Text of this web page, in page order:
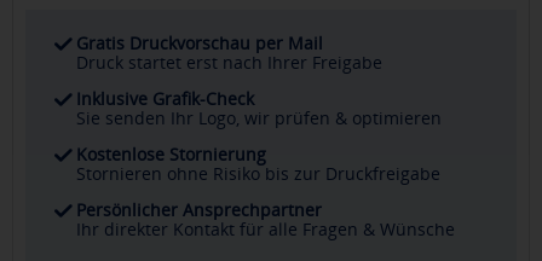
Gratis Druckvorschau per Mail
Druck startet erst nach Ihrer Freigabe
Inklusive Grafik-Check
Sie senden Ihr Logo, wir prüfen & optimieren
Kostenlose Stornierung
Stornieren ohne Risiko bis zur Druckfreigabe
Persönlicher Ansprechpartner
Ihr direkter Kontakt für alle Fragen & Wünsche